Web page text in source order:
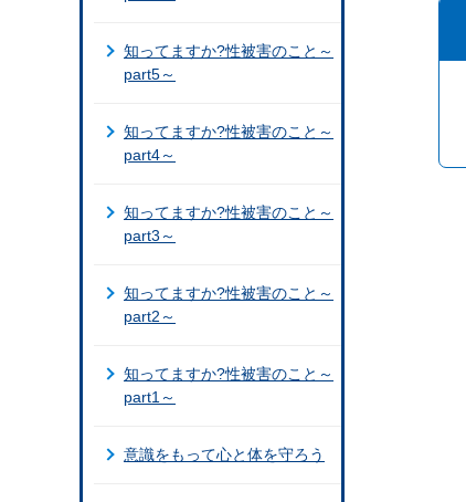
知ってますか?性被害のこと～
part5～
知ってますか?性被害のこと～
part4～
知ってますか?性被害のこと～
part3～
知ってますか?性被害のこと～
part2～
知ってますか?性被害のこと～
part1～
意識をもって心と体を守ろう